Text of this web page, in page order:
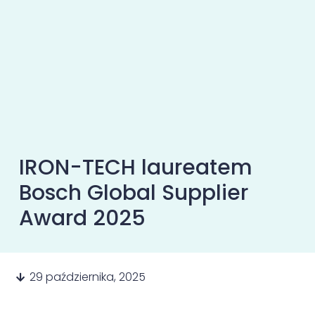
IRON-TECH laureatem
Bosch Global Supplier
Award 2025
29 października, 2025